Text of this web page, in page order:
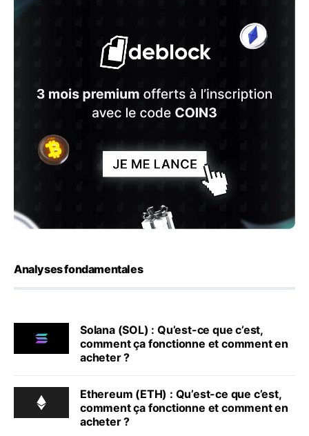
Analyses fondamentales
Solana (SOL) : Qu’est-ce que c’est,
comment ça fonctionne et comment en
acheter ?
Ethereum (ETH) : Qu’est-ce que c’est,
comment ça fonctionne et comment en
acheter ?